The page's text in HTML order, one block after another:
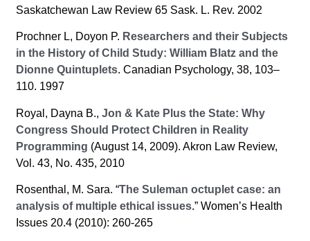
Saskatchewan Law Review 65 Sask. L. Rev. 2002
Prochner L, Doyon P. Researchers and their Subjects
in the History of Child Study: William Blatz and the
Dionne Quintuplets. Canadian Psychology, 38, 103–
110. 1997
Royal, Dayna B.,Jon & Kate Plus the State: Why
Congress Should Protect Children in Reality
Programming (August 14, 2009). Akron Law Review,
Vol. 43, No. 435, 2010
Rosenthal, M. Sara. “The Suleman octuplet case: an
analysis of multiple ethical issues.” Women’s Health
Issues 20.4 (2010): 260-265